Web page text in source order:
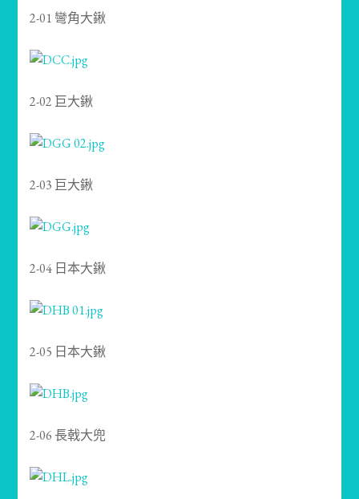
2-01 彎角大鍬
2-02 巨大鍬
2-03 巨大鍬
2-04 日本大鍬
2-05 日本大鍬
2-06 長戟大兜